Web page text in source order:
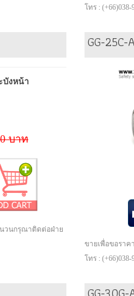
โทร : (+66)038-
บังหน้า
บาท
วนกรุณาติดต่อฝ่าย
GG-
ขายเพื่อขอราค
โทร : (+66)038-